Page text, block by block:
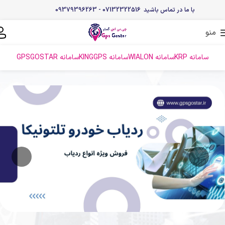
با ما در تماس باشید 07132322516 - 09379396263
منو
سامانه KRP سامانه WIALON سامانه KINGGPS سامانه GPSGOSTAR